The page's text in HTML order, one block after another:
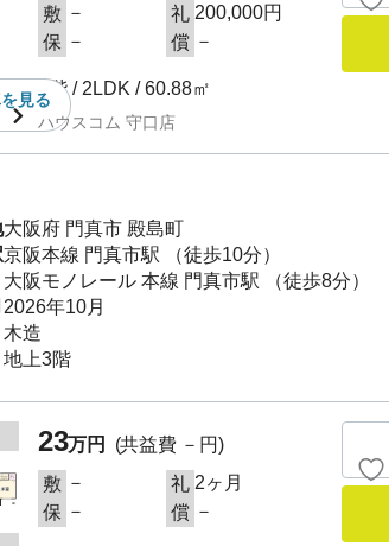
見る
敷 － 礼 200,000円
保 － 償 －
2階 / 2LDK / 60.88㎡
ハウスコム 守口店
大阪府 門真市 殿島町
京阪本線 門真市駅 （徒歩10分）
大阪モノレール 本線 門真市駅 （徒歩8分）
2026年10月
木造
地上3階
23万円
(共益費 －円)
敷 － 礼 2ヶ月
保 － 償 －